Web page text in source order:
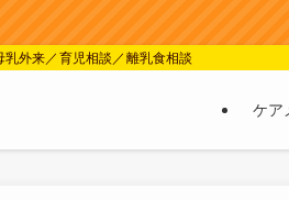
外来／育児相談／離乳食相談
ケア